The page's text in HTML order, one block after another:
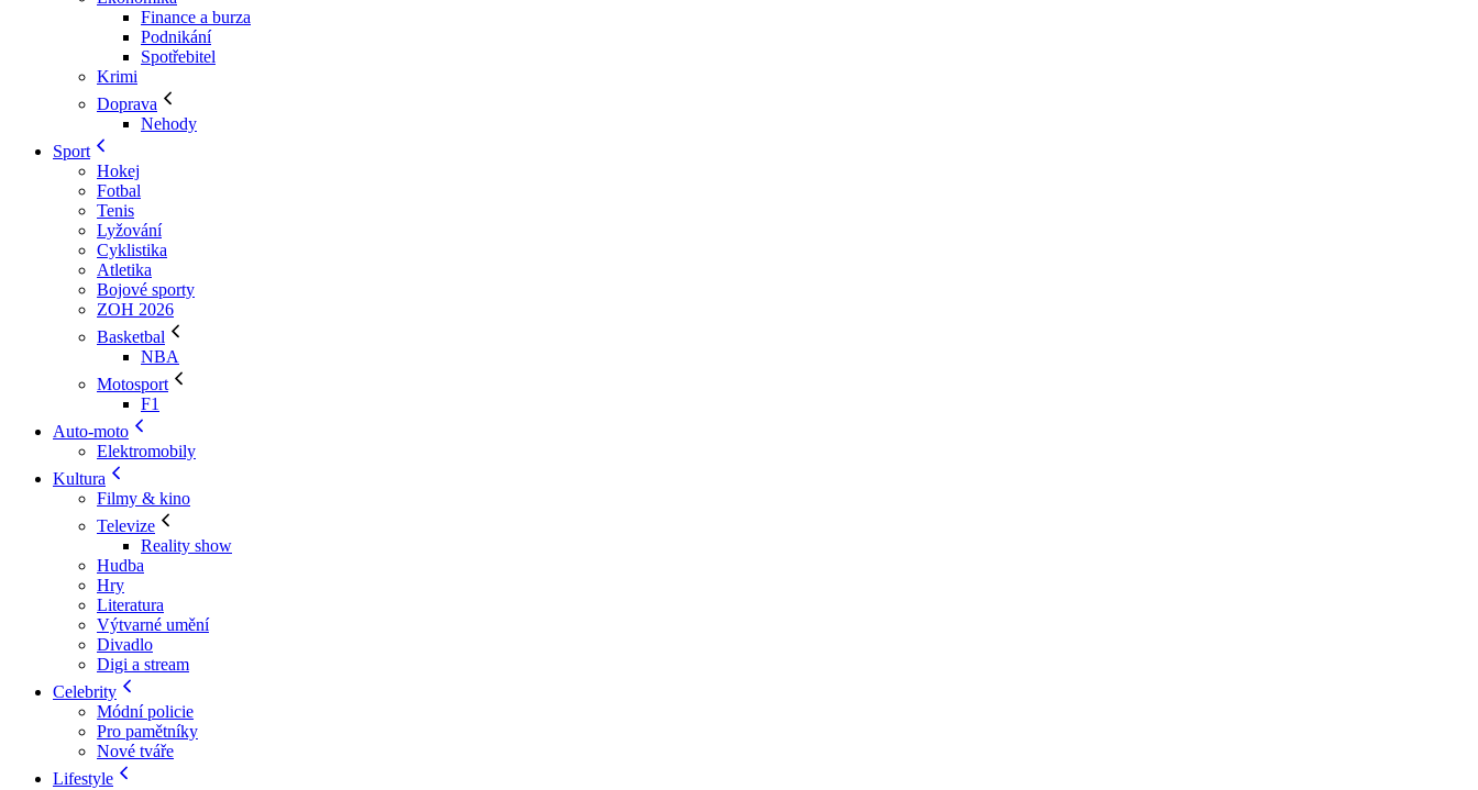
Finance a burza
Podnikání
Spotřebitel
Krimi
Doprava
Nehody
Sport
Hokej
Fotbal
Tenis
Lyžování
Cyklistika
Atletika
Bojové sporty
ZOH 2026
Basketbal
NBA
Motosport
F1
Auto-moto
Elektromobily
Kultura
Filmy & kino
Televize
Reality show
Hudba
Hry
Literatura
Výtvarné umění
Divadlo
Digi a stream
Celebrity
Módní policie
Pro pamětníky
Nové tváře
Lifestyle